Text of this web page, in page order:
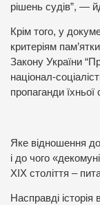
рішень судів”, —
Крім того, у
критеріям
Закону України
націонал-
пропаганди їхньої
Яке відношення
і до чого
ХІХ століття –
Насправді